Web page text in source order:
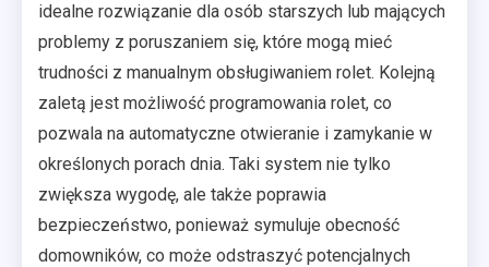
idealne rozwiązanie dla osób starszych lub mających
problemy z poruszaniem się, które mogą mieć
trudności z manualnym obsługiwaniem rolet. Kolejną
zaletą jest możliwość programowania rolet, co
pozwala na automatyczne otwieranie i zamykanie w
określonych porach dnia. Taki system nie tylko
zwiększa wygodę, ale także poprawia
bezpieczeństwo, ponieważ symuluje obecność
domowników, co może odstraszyć potencjalnych